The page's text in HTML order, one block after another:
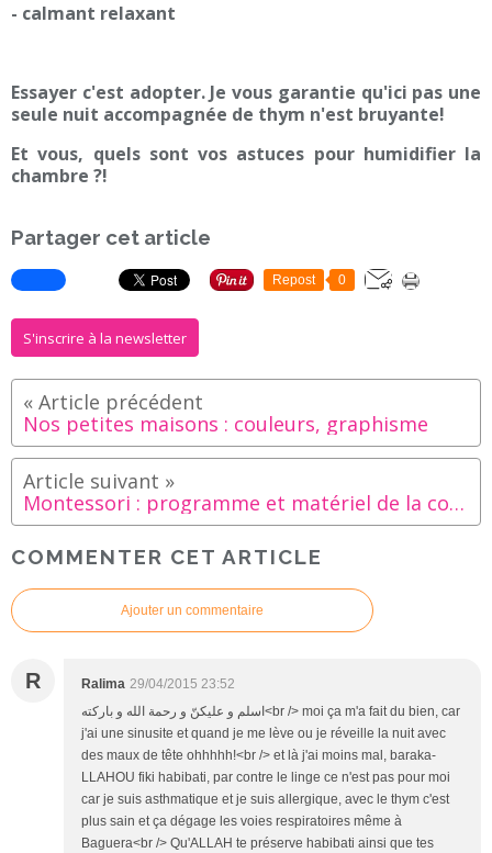
- calmant relaxant
Essayer c'est adopter. Je vous garantie qu'ici pas une
seule nuit accompagnée de thym n'est bruyante!
Et vous, quels sont vos astuces pour humidifier la
chambre ?!
Partager cet article
Repost 0
S'inscrire à la newsletter
Nos petites maisons : couleurs, graphisme
Montessori : programme et matériel de la communauté enfantine
COMMENTER CET ARTICLE
Ajouter un commentaire
R Ralima 29/04/2015 23:52
اسلم و عليكنّ و رحمة الله و باركته<br /> moi ça m'a fait du bien, car
j'ai une sinusite et quand je me lève ou je réveille la nuit avec
des maux de tête ohhhhh!<br /> et là j'ai moins mal, baraka-
LLAHOU fiki habibati, par contre le linge ce n'est pas pour moi
car je suis asthmatique et je suis allergique, avec le thym c'est
plus sain et ça dégage les voies respiratoires même à
Baguera<br /> Qu'ALLAH te préserve habibati ainsi que tes